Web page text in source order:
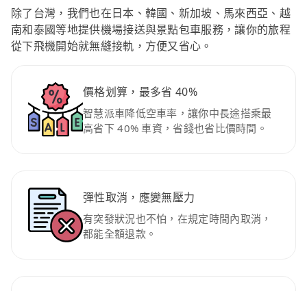
除了台灣，我們也在日本、韓國、新加坡、馬來西亞、越
南和泰國等地提供機場接送與景點包車服務，讓你的旅程
從下飛機開始就無縫接軌，方便又省心。
價格划算，最多省 40%
智慧派車降低空車率，讓你中長途搭乘最
高省下 40% 車資，省錢也省比價時間。
彈性取消，應變無壓力
有突發狀況也不怕，在規定時間內取消，
都能全額退款。